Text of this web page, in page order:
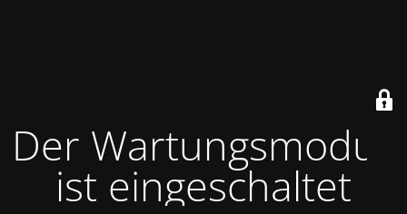
Der Wartungsmodus
ist eingeschaltet